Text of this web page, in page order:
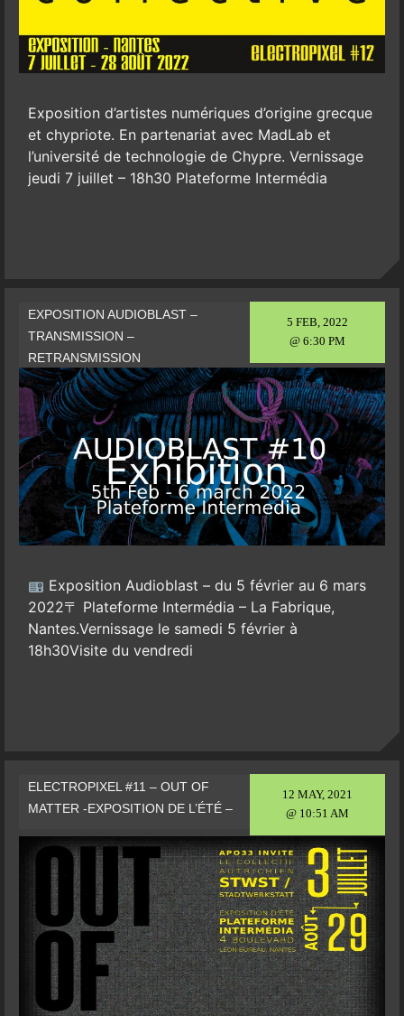
Exposition d’artistes numériques d’origine grecque
et chypriote. En partenariat avec MadLab et
l’université de technologie de Chypre. Vernissage
jeudi 7 juillet – 18h30 Plateforme Intermédia
5 FEB, 2022
@ 6:30 PM
EXPOSITION AUDIOBLAST –
TRANSMISSION –
RETRANSMISSION
Exposition Audioblast – du 5 février au 6 mars
2022〒 Plateforme Intermédia – La Fabrique,
Nantes.Vernissage le samedi 5 février à
18h30Visite du vendredi
12 MAY, 2021
@ 10:51 AM
ELECTROPIXEL #11 – OUT OF
MATTER -EXPOSITION DE L’ÉTÉ –